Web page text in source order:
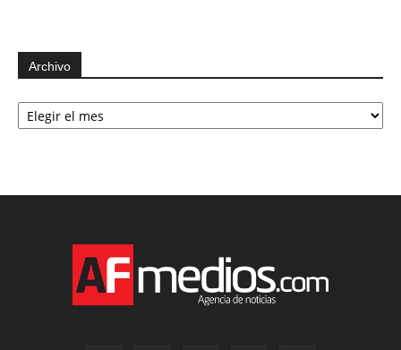
Archivo
Archivo